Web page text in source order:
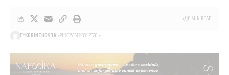
BYKORINTHOSTV 21 ΙΟΥΝΊΟΥ 2026
0 MIN READ